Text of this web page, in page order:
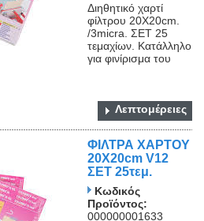
Διηθητικό χαρτί
φίλτρου 20Χ20cm.
/3micra. ΣΕΤ 25
τεμαχίων. Κατάλληλο
για φινίρισμα του
Λεπτομέρειες
ΦΙΛΤΡΑ ΧΑΡΤΟΥ
20Χ20cm V12
ΣΕΤ 25τεμ.
Κωδικός
Προϊόντος:
000000001633